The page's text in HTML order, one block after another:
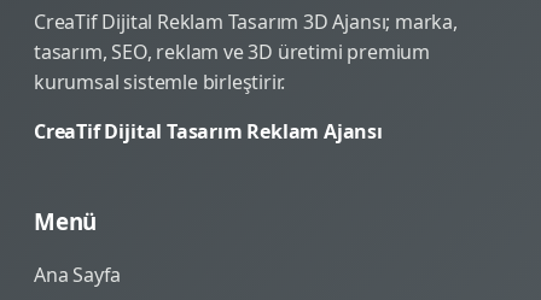
CreaTif Dijital Reklam Tasarım 3D Ajansı; marka,
tasarım, SEO, reklam ve 3D üretimi premium
kurumsal sistemle birleştirir.
CreaTif Dijital Tasarım Reklam Ajansı
Menü
Ana Sayfa